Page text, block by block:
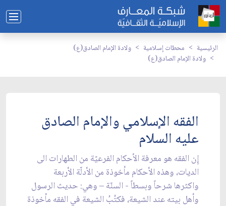
الرئيسية محطات إسلامية
ولادة الإمام الصادق(ع)
ولادة الإمام الصادق(ع)
الفقه الإسلامي والإمام الصادق
عليه السلام
إِن الفقه هو معرفة الأحكام الفرعيّة من الطهارات الى
الديات، وهذه الأحكام مأخوذة من الأدلّة الأربعة
واكثرها شرحاً وبسطاً - السنّة – وهي: حديث الرسول
وأهل بيته عند الشيعة، فكتُبُ الشيعة في الفقه مأخوذة